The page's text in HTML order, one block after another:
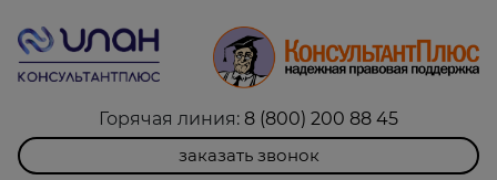
Горячая линия: 8 (800) 200 88 45
заказать звонок